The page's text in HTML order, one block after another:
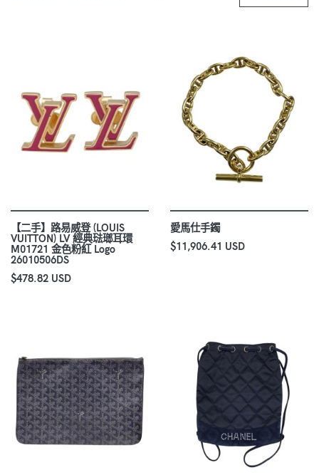
【二手】路易威登 (LOUIS
VUITTON) LV 經典琺瑯耳環
M01721 金色粉紅 Logo
26010506DS
$478.82 USD
愛馬仕手鐲
$11,906.41 USD